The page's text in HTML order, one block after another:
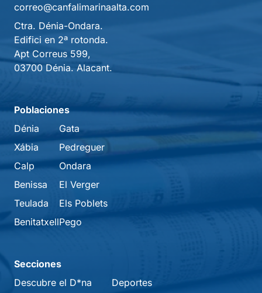
correo@canfalimarinaalta.com
Ctra. Dénia-Ondara.
Edifici en 2ª rotonda.
Apt Correus 599,
03700 Dénia. Alacant.
Poblaciones
Dénia
Xábia
Calp
Benissa
Teulada
Benitatxell
Gata
Pedreguer
Ondara
El Verger
Els Poblets
Pego
Secciones
Descubre el D*na
Deportes